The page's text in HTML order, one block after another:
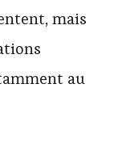
mais
au